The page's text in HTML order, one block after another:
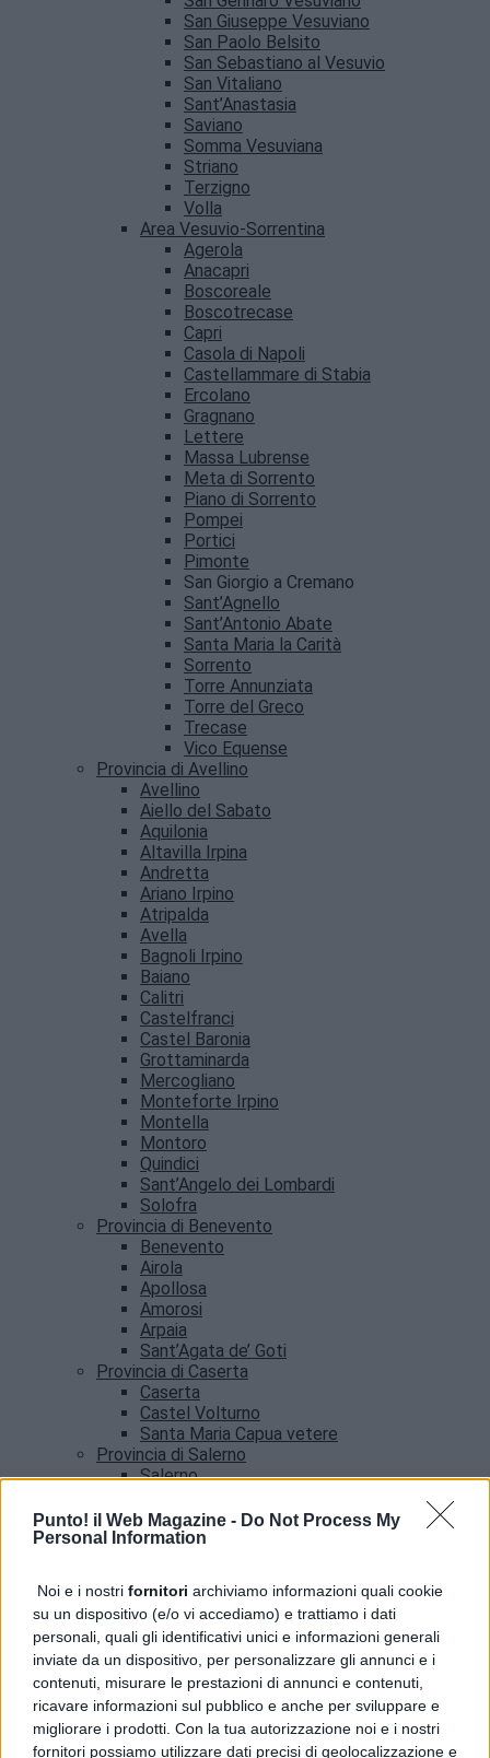
Punto! il Web Magazine - Do Not Process My
Personal Information
Noi e i nostri fornitori archiviamo informazioni quali cookie
su un dispositivo (e/o vi accediamo) e trattiamo i dati
personali, quali gli identificativi unici e informazioni generali
inviate da un dispositivo, per personalizzare gli annunci e i
contenuti, misurare le prestazioni di annunci e contenuti,
ricavare informazioni sul pubblico e anche per sviluppare e
migliorare i prodotti. Con la tua autorizzazione noi e i nostri
fornitori possiamo utilizzare dati precisi di geolocalizzazione e
San Giuseppe Vesuviano
San Paolo Belsito
San Sebastiano al Vesuvio
San Vitaliano
Sant’Anastasia
Saviano
Somma Vesuviana
Striano
Terzigno
Volla
Area Vesuvio-Sorrentina
Agerola
Anacapri
Boscoreale
Boscotrecase
Capri
Casola di Napoli
Castellammare di Stabia
Ercolano
Gragnano
Lettere
Massa Lubrense
Meta di Sorrento
Piano di Sorrento
Pompei
Portici
Pimonte
San Giorgio a Cremano
Sant’Agnello
Sant’Antonio Abate
Santa Maria la Carità
Sorrento
Torre Annunziata
Torre del Greco
Trecase
Vico Equense
Provincia di Avellino
Avellino
Aiello del Sabato
Aquilonia
Altavilla Irpina
Andretta
Ariano Irpino
Atripalda
Avella
Bagnoli Irpino
Baiano
Calitri
Castelfranci
Castel Baronia
Grottaminarda
Mercogliano
Monteforte Irpino
Montella
Montoro
Quindici
Sant’Angelo dei Lombardi
Solofra
Provincia di Benevento
Benevento
Airola
Apollosa
Amorosi
Arpaia
Sant’Agata de’ Goti
Provincia di Caserta
Caserta
Castel Volturno
Santa Maria Capua vetere
Provincia di Salerno
Salerno
Amalfi
Angri
Benevento, allerta meteo fino alle 21: l’avviso del
Comune